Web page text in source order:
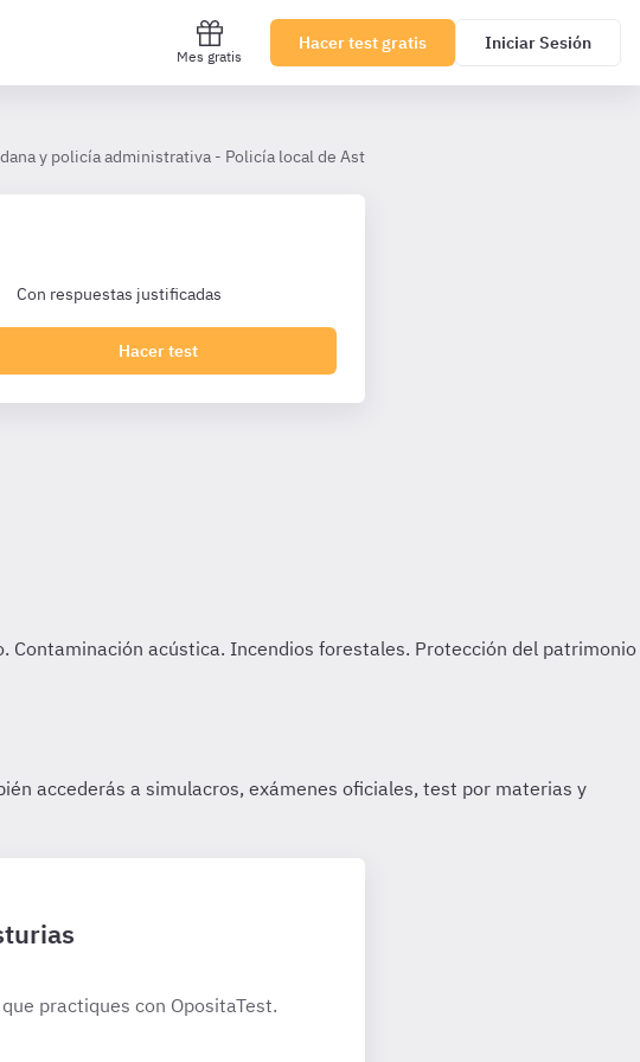
Mes gratis
Hacer test gratis Iniciar Sesión
y policía administrativa - Policía local de Asturias
Con respuestas justificadas
Hacer test
practiques con OpositaTest.